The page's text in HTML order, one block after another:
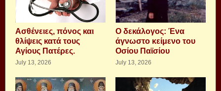
Aσθένειες, πόνος και
θλίψεις κατά τους
Αγίους Πατέρες.
July 13, 2026
Ο δεκάλογος: Ένα
άγνωστο κείμενο του
Οσίου Παϊσίου
July 13, 2026